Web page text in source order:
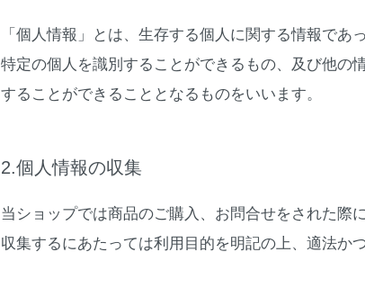
「個人情報」とは、生存する個人に関する情報で
特定の個人を識別することができるもの、及び他の
することができることとなるものをいいます。
2.個人情報の収集
当ショップでは商品のご購入、お問合せをされた際
収集するにあたっては利用目的を明記の上、適法か